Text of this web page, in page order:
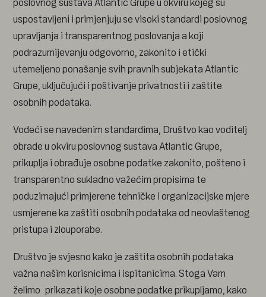
poslovnog sustava Atlantic Grupe u okviru kojeg su
uspostavljeni i primjenjuju se visoki standardi poslovnog
upravljanja i transparentnog poslovanja a koji
podrazumijevanju odgovorno, zakonito i etički
utemeljeno ponašanje svih pravnih subjekata Atlantic
Grupe, uključujući i poštivanje privatnosti i zaštite
osobnih podataka.
Vodeći se navedenim standardima, Društvo kao voditelj
obrade u okviru poslovnog sustava Atlantic Grupe,
prikuplja i obrađuje osobne podatke zakonito, pošteno i
transparentno sukladno važećim propisima te
poduzimajući primjerene tehničke i organizacijske mjere
usmjerene ka zaštiti osobnih podataka od neovlaštenog
pristupa i zlouporabe.
Društvo je svjesno kako je zaštita osobnih podataka
važna našim korisnicima i ispitanicima. Stoga Vam
želimo prikazati koje osobne podatke prikupljamo, kako